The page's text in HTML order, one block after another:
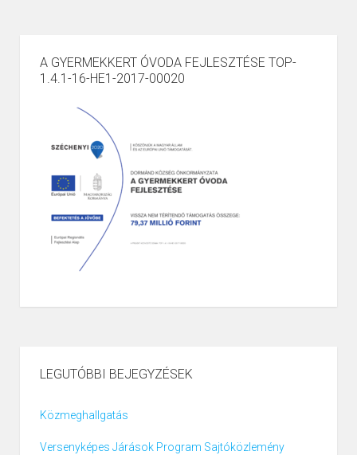
A GYERMEKKERT ÓVODA FEJLESZTÉSE TOP-
1.4.1-16-HE1-2017-00020
LEGUTÓBBI BEJEGYZÉSEK
Közmeghallgatás
Versenyképes Járások Program Sajtóközlemény